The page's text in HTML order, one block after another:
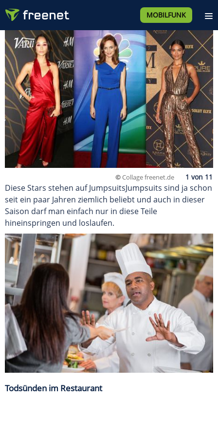
MOBILFUNK
©Collage freenet.de
Diese Stars stehen auf JumpsuitsJumpsuits sind ja schon
seit ein paar Jahren ziemlich beliebt und auch in dieser
Saison darf man einfach nur in diese Teile
hineinspringen und loslaufen.
Todsünden im Restaurant